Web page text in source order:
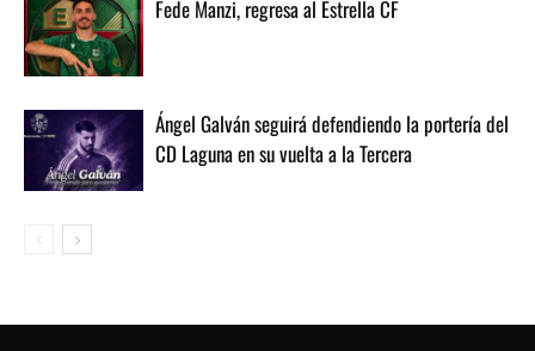
Fede Manzi, regresa al Estrella CF
Ángel Galván seguirá defendiendo la portería del
CD Laguna en su vuelta a la Tercera